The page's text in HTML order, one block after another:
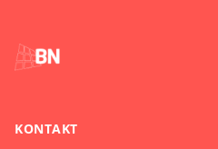
KONTAKT